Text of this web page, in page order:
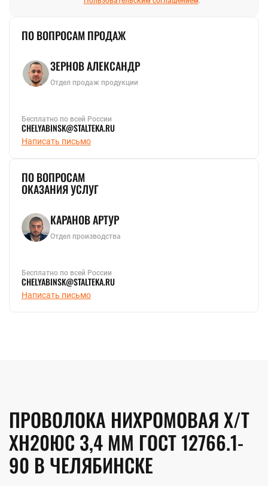
ПО ВОПРОСАМ ПРОДАЖ
ЗЕРНОВ АЛЕКСАНДР
Отдел продаж продукции
Бесплатно по всей России
CHELYABINSK@STALTEKA.RU
Написать письмо
ПО ВОПРОСАМ
ОКАЗАНИЯ УСЛУГ
КАРАНОВ АРТУР
Отдел производства
Бесплатно по всей России
CHELYABINSK@STALTEKA.RU
Написать письмо
ПРОВОЛОКА НИХРОМОВАЯ Х/Т
ХН20ЮС 3,4 ММ ГОСТ 12766.1-
90 В ЧЕЛЯБИНСКЕ